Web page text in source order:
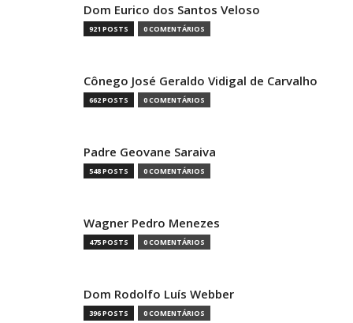
Dom Eurico dos Santos Veloso
921 POSTS 0 COMENTÁRIOS
Cônego José Geraldo Vidigal de Carvalho
662 POSTS 0 COMENTÁRIOS
Padre Geovane Saraiva
548 POSTS 0 COMENTÁRIOS
Wagner Pedro Menezes
475 POSTS 0 COMENTÁRIOS
Dom Rodolfo Luís Webber
396 POSTS 0 COMENTÁRIOS